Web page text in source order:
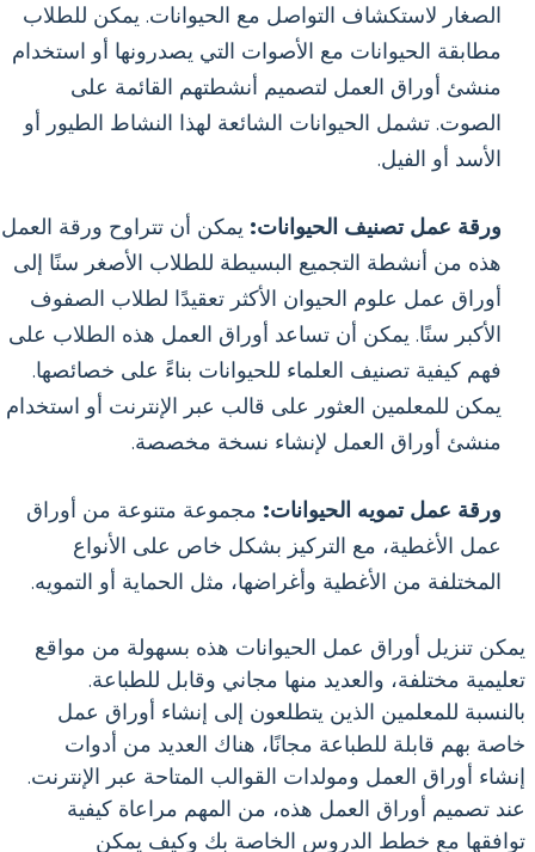
الصغار لاستكشاف التواصل مع الحيوانات. يمكن للطلاب
مطابقة الحيوانات مع الأصوات التي يصدرونها أو استخدام
منشئ أوراق العمل لتصميم أنشطتهم القائمة على
الصوت. تشمل الحيوانات الشائعة لهذا النشاط الطيور أو
الأسد أو الفيل.
ورقة عمل تصنيف الحيوانات: يمكن أن تتراوح ورقة العمل
هذه من أنشطة التجميع البسيطة للطلاب الأصغر سنًا إلى
أوراق عمل علوم الحيوان الأكثر تعقيدًا لطلاب الصفوف
الأكبر سنًا. يمكن أن تساعد أوراق العمل هذه الطلاب على
فهم كيفية تصنيف العلماء للحيوانات بناءً على خصائصها.
يمكن للمعلمين العثور على قالب عبر الإنترنت أو استخدام
منشئ أوراق العمل لإنشاء نسخة مخصصة.
ورقة عمل تمويه الحيوانات: مجموعة متنوعة من أوراق
عمل الأغطية، مع التركيز بشكل خاص على الأنواع
المختلفة من الأغطية وأغراضها، مثل الحماية أو التمويه.
يمكن تنزيل أوراق عمل الحيوانات هذه بسهولة من مواقع
تعليمية مختلفة، والعديد منها مجاني وقابل للطباعة.
بالنسبة للمعلمين الذين يتطلعون إلى إنشاء أوراق عمل
خاصة بهم قابلة للطباعة مجانًا، هناك العديد من أدوات
إنشاء أوراق العمل ومولدات القوالب المتاحة عبر الإنترنت.
عند تصميم أوراق العمل هذه، من المهم مراعاة كيفية
توافقها مع خطط الدروس الخاصة بك وكيف يمكن